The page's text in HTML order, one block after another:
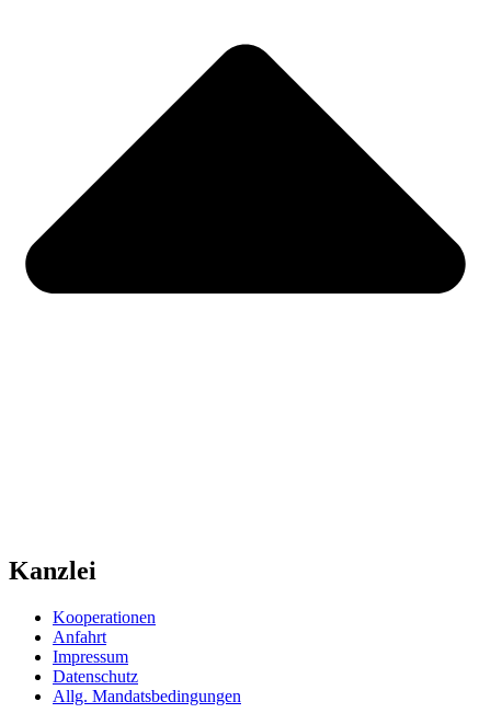
Kanzlei
Kooperationen
Anfahrt
Impressum
Datenschutz
Allg. Mandatsbedingungen